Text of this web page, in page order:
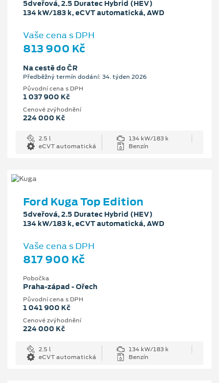
5dveřová, 2.5 Duratec Hybrid (HEV)
134 kW/183 k, eCVT automatická, AWD
Vaše cena s DPH
813 900 Kč
Na cestě do ČR
Předběžný termín dodání: 34. týden 2026
Původní cena s DPH
1 037 900 Kč
Cenové zvýhodnění
224 000 Kč
2.5 l
134 kW/183 k
eCVT automatická
Benzín
Ford Kuga Top Edition
5dveřová, 2.5 Duratec Hybrid (HEV)
134 kW/183 k, eCVT automatická, AWD
Vaše cena s DPH
817 900 Kč
Pobočka
Praha-západ - Ořech
Původní cena s DPH
1 041 900 Kč
Cenové zvýhodnění
224 000 Kč
2.5 l
134 kW/183 k
eCVT automatická
Benzín